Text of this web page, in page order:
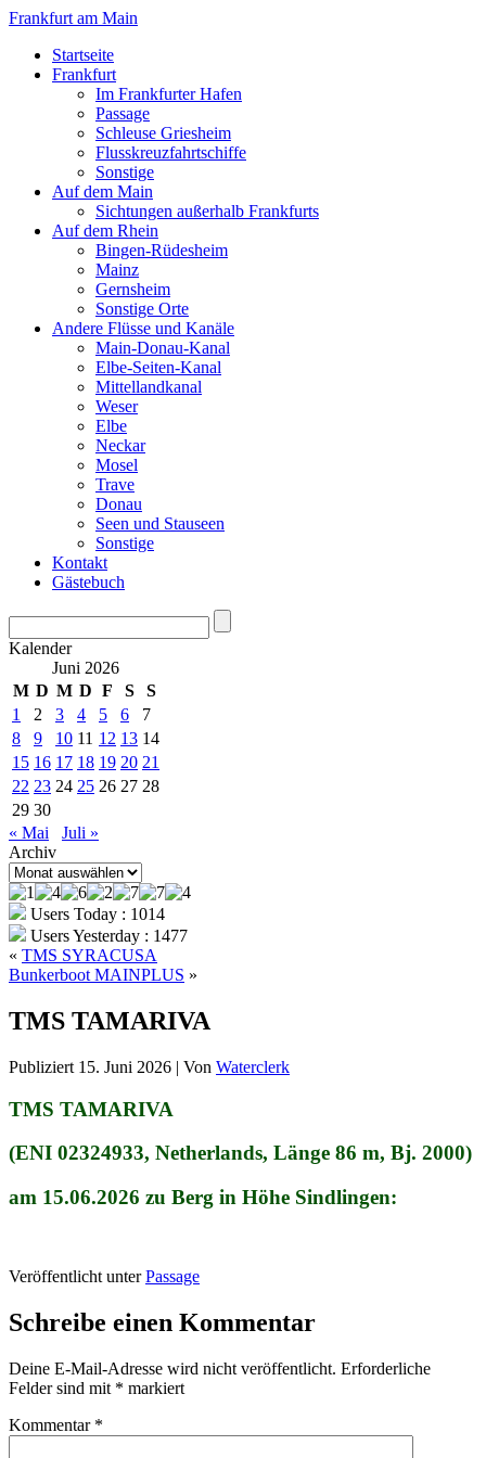
Frankfurt am Main
Startseite
Frankfurt
Im Frankfurter Hafen
Passage
Schleuse Griesheim
Flusskreuzfahrtschiffe
Sonstige
Auf dem Main
Sichtungen außerhalb Frankfurts
Auf dem Rhein
Bingen-Rüdesheim
Mainz
Gernsheim
Sonstige Orte
Andere Flüsse und Kanäle
Main-Donau-Kanal
Elbe-Seiten-Kanal
Mittellandkanal
Weser
Elbe
Neckar
Mosel
Trave
Donau
Seen und Stauseen
Sonstige
Kontakt
Gästebuch
Kalender
Juni 2026
M D M D F S
S
1
2 3 4 5 6
7
8
9 10 11 12 13 14
15 16 17 18 19 20 21
22 23 24 25 26 27 28
29 30
« Mai
Juli »
Archiv
Archiv
Users Today : 1014
Users Yesterday : 1477
« TMS SYRACUSA
Bunkerboot MAINPLUS »
TMS TAMARIVA
Publiziert 15. Juni 2026 | Von Waterclerk
TMS TAMARIVA
(ENI 02324933, Netherlands, Länge 86 m, Bj. 2000)
am 15.06.2026 zu Berg in Höhe Sindlingen:
Veröffentlicht unter Passage
Schreibe einen Kommentar
Deine E-Mail-Adresse wird nicht veröffentlicht. Erforderliche
Felder sind mit * markiert
Kommentar *